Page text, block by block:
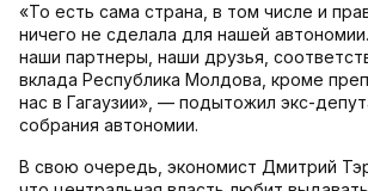
«То есть сама страна, в том числе и
ничего не сделала для нашей
наши партнеры, наши друзья,
вклада Республика Молдова, кроме
нас в Гагаузии», — подытожил экс-
собрания автономии.
В свою очередь, экономист Дмитрий